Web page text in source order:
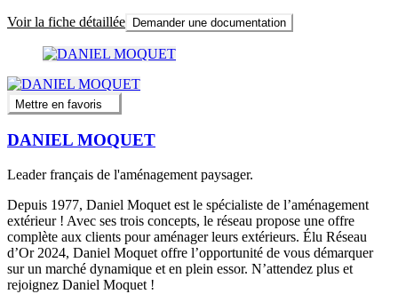
Voir la fiche détaillée Demander une documentation
Mettre en favoris
DANIEL MOQUET
Leader français de l'aménagement paysager.
Depuis 1977, Daniel Moquet est le spécialiste de l’aménagement
extérieur ! Avec ses trois concepts, le réseau propose une offre
complète aux clients pour aménager leurs extérieurs. Élu Réseau
d’Or 2024, Daniel Moquet offre l’opportunité de vous démarquer
sur un marché dynamique et en plein essor. N’attendez plus et
rejoignez Daniel Moquet !